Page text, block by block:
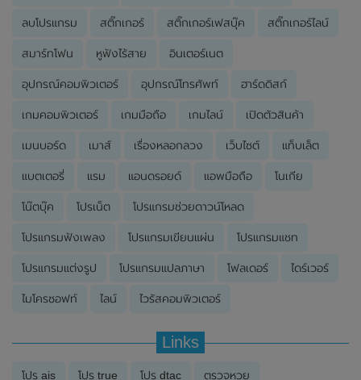
ลบโปรแกรม สติ๊กเกอร์ สติ๊กเกอร์เฟสบุ๊ค สติ๊กเกอร์ไลน์
สมาร์ทโฟน หูฟังไร้สาย อินเตอร์เนต
อุปกรณ์คอมพิวเตอร์ อุปกรณ์โทรศัพท์ ฮาร์ดดิสก์
เกมคอมพิวเตอร์ เกมมือถือ เกมไลน์ เปิดตัวสินค้า
เมนบอร์ด เมาส์ เรื่องหลอกลวง เว็บไซต์ แท็บเล็ต
แบตเตอรี่ แรม แอนดรอยด์ แอพมือถือ โนเกีย
โน๊ตบุ๊ค โปรเน็ต โปรแกรมช่วยดาวน์โหลด
โปรแกรมฟังเพลง โปรแกรมเขียนแผ่น โปรแกรมแชท
โปรแกรมแต่งรูป โปรแกรมแปลภาษา โฟลเดอร์ ไดร์เวอร์
ไมโครซอฟท์ ไลน์ ไวรัสคอมพิวเตอร์
Links
โปร ais โปร true โปร dtac ตรวจหวย